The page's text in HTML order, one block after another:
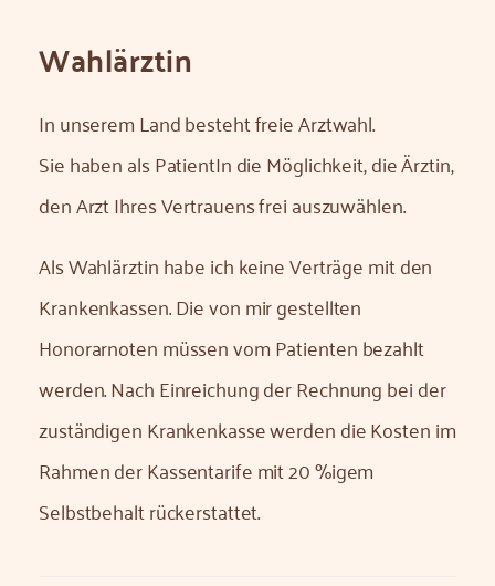
Wahlärztin
In unserem Land besteht freie Arztwahl.
Sie haben als PatientIn die Möglichkeit, die Ärztin,
den Arzt Ihres Vertrauens frei auszuwählen.
Als Wahlärztin habe ich keine Verträge mit den
Krankenkassen. Die von mir gestellten
Honorarnoten müssen vom Patienten bezahlt
werden. Nach Einreichung der Rechnung bei der
zuständigen Krankenkasse werden die Kosten im
Rahmen der Kassentarife mit 20 %igem
Selbstbehalt rückerstattet.